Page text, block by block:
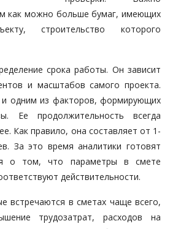
как можно больше бумаг, имеющих
строительство которого
срока работы. Он зависит
и масштабов самого проекта.
и одним из факторов, формирующих
Ее продолжительность всегда
Как правило, она составляет от 1-
За это время аналитики готовят
о том, что параметры в смете
действительности.
встречаются в сметах чаще всего,
трудозатрат, расходов на